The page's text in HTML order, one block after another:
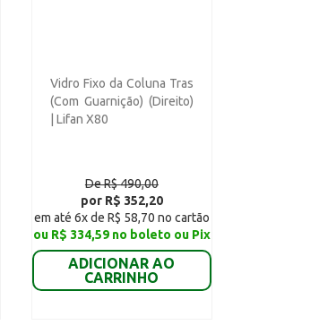
Vidro Fixo da Coluna Tras
(Com Guarnição) (Direito)
| Lifan X80
De R$ 490,00
por R$ 352,20
em até 6x de R$ 58,70 no cartão
ou R$ 334,59 no boleto ou Pix
ADICIONAR AO
CARRINHO